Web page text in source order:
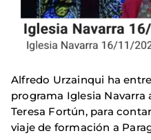
Alfredo Urzainqui ha
programa Iglesia Navarra
Teresa Fortún, para
viaje de formación a